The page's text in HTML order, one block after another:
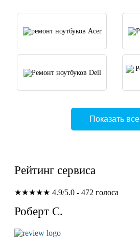
Показать все
Рейтинг сервиса
★★★★★ 4.9/5.0 - 472 голоса
Роберт С.